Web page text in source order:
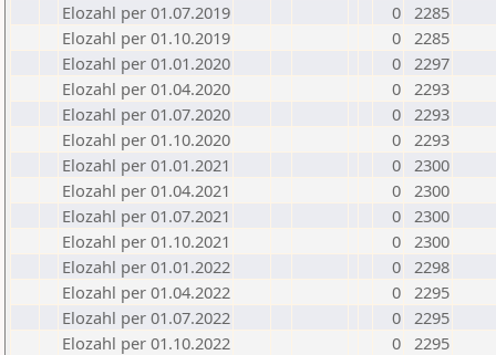
Elozahl per 01.07.2019
0 2285
Elozahl per 01.10.2019
0 2285
Elozahl per 01.01.2020
0 2297
Elozahl per 01.04.2020
0 2293
Elozahl per 01.07.2020
0 2293
Elozahl per 01.10.2020
0 2293
Elozahl per 01.01.2021
0 2300
Elozahl per 01.04.2021
0 2300
Elozahl per 01.07.2021
0 2300
Elozahl per 01.10.2021
0 2300
Elozahl per 01.01.2022
0 2298
Elozahl per 01.04.2022
0 2295
Elozahl per 01.07.2022
0 2295
Elozahl per 01.10.2022
0 2295